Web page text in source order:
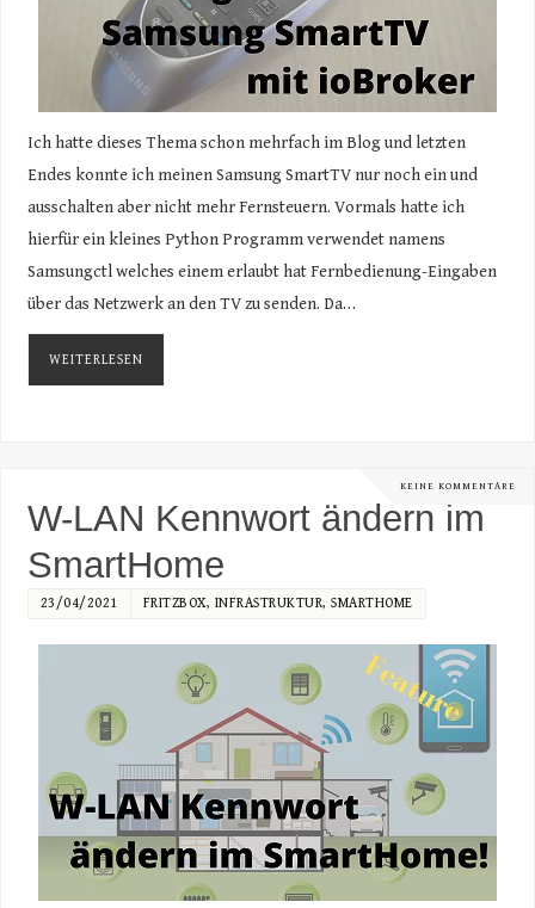
Ich hatte dieses Thema schon mehrfach im Blog und letzten
Endes konnte ich meinen Samsung SmartTV nur noch ein und
ausschalten aber nicht mehr Fernsteuern. Vormals hatte ich
hierfür ein kleines Python Programm verwendet namens
Samsungctl welches einem erlaubt hat Fernbedienung-Eingaben
über das Netzwerk an den TV zu senden. Da…
WEITERLESEN
KEINE KOMMENTARE
W-LAN Kennwort ändern im
SmartHome
23/04/2021 FRITZBOX, INFRASTRUKTUR,SMARTHOME